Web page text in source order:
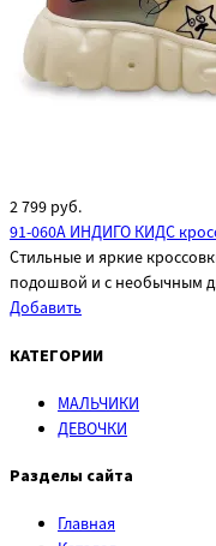
2 799 руб.
91-060A ИНДИГО КИДС
Стильные и яркие
подошвой и с необычным
Добавить
КАТЕГОРИИ
МАЛЬЧИКИ
ДЕВОЧКИ
Разделы сайта
Главная